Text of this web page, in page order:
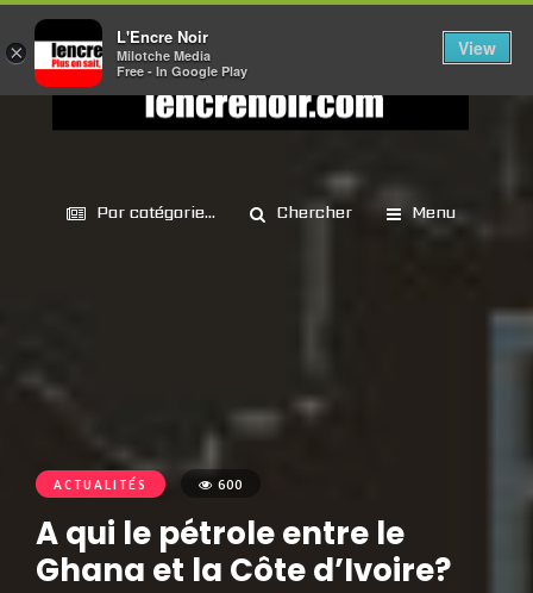
Par catégorie... Chercher Menu
ACTUALITÉS 600
A qui le pétrole entre le
Ghana et la Côte d’Ivoire?
×
L'Encre Noir
Milotche Media
Free - In Google Play
View